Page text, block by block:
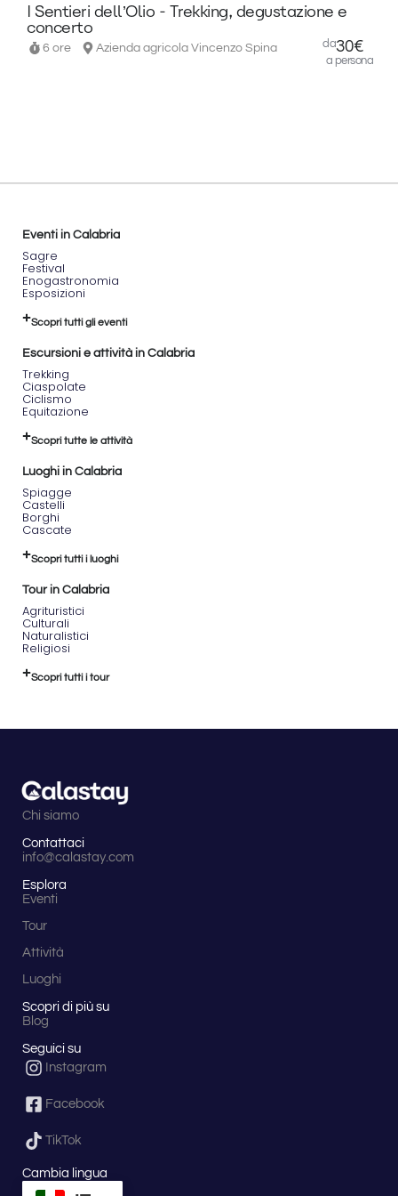
ammirare
uno dei
luoghi
paesaggio
L'EREMO
MARIA
Persona
Domenica
FEBBRAIO
📍
Luogo:
San
Lucido |
panoramica
porterà
all’antico
Santa
un luogo
passeggiata
ti offrirà
mozzafiato
sulla
della
con la
sua
millenaria,
perfetto
tra
natura e
I Sentieri dell’Olio - Trekking, degustazione e
concerto
6 ore Azienda agricola Vincenzo Spina da30€
a persona
Eventi in Calabria
Sagre
Festival
Enogastronomia
Esposizioni
Scopri tutti gli eventi
Escursioni e attività in Calabria
Trekking
Ciaspolate
Ciclismo
Equitazione
Scopri tutte le attività
Luoghi in Calabria
Spiagge
Castelli
Borghi
Cascate
Scopri tutti i luoghi
Tour in Calabria
Agrituristici
Culturali
Naturalistici
Religiosi
Scopri tutti i tour
Chi siamo
Contattaci
info@calastay.com
Esplora
Eventi
Tour
Attività
Luoghi
Scopri di più su
Blog
Seguici su
Instagram
Facebook
TikTok
Cambia lingua